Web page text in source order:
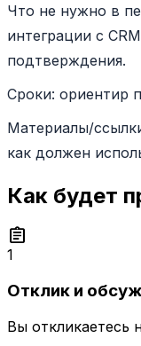
Что не нужно в
интеграции с
подтверждения.
Сроки: ориентир
Материалы/
как должен
Как будет
assignment
1
Отклик и
Вы откликаетесь